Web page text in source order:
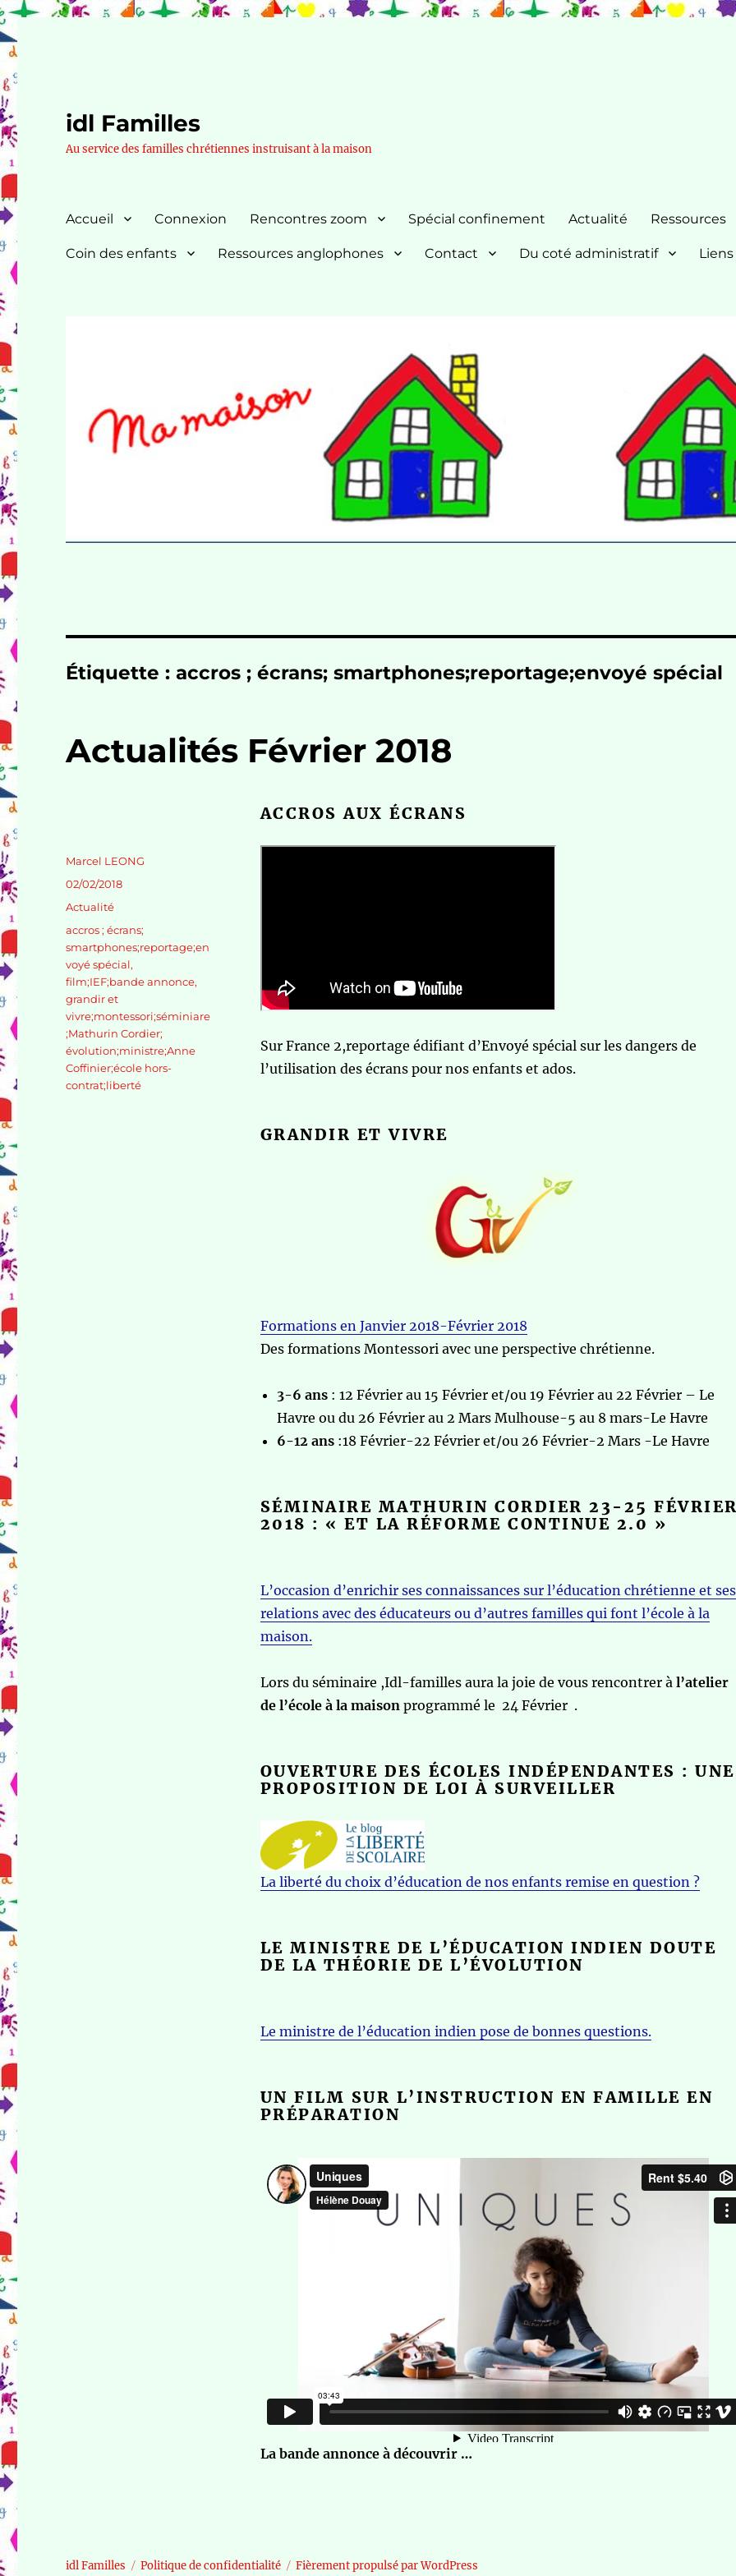
idl Familles
Au service des familles chrétiennes instruisant à la maison
Accueil Connexion Rencontres zoom Spécial confinement Actualité Ressources
Coin des enfants Ressources anglophones Contact Du coté administratif
Étiquette :accros ; écrans; smartphones;reportage;envoyé spécial
Actualités Février 2018
ACCROS AUX ÉCRANS
Sur France 2,reportage édifiant d’Envoyé spécial sur les dangers de
l’utilisation des écrans pour nos enfants et ados.
GRANDIR ET VIVRE
Formations en Janvier 2018-Février 2018
Des formations Montessori avec une perspective chrétienne.
3-6 ans: 12 Février au 15 Février et/ou 19 Février au 22 Février – Le
Havre ou du 26 Février au 2 Mars Mulhouse-5 au 8 mars-Le Havre
6-12 ans:18 Février-22 Février et/ou 26 Février-2 Mars -Le Havre
SÉMINAIRE MATHURIN CORDIER 23-25
2018 : « ET LA RÉFORME CONTINUE 2.0 »
L’occasion d’enrichir ses connaissances sur l’éducation chrétienne et ses
relations avec des éducateurs ou d’autres familles qui font l’école à la
maison.
Lors du séminaire ,Idl-familles aura la joie de vous rencontrer à l’atelier
de l’école à la maison programmé le 24 Février .
OUVERTURE DES ÉCOLES INDÉPENDANTES : UNE
PROPOSITION DE LOI À SURVEILLER
La liberté du choix d’éducation de nos enfants remise en question ?
LE MINISTRE DE L’ÉDUCATION INDIEN DOUTE
DE LA THÉORIE DE L’ÉVOLUTION
Le ministre de l’éducation indien pose de bonnes questions.
UN FILM SUR L’INSTRUCTION EN FAMILLE EN
PRÉPARATION
La bande annonce à découvrir …
Auteur
Marcel LEONG
Publié
02/02/2018
Catégories
Actualité
Étiquettes
accros ; écrans;
smartphones;reportage;en
voyé spécial,
film;IEF;bande annonce,
grandir et
vivre;montessori;séminiare
;Mathurin Cordier;
évolution;ministre;Anne
Coffinier;école hors-
contrat;liberté
idl Familles Politique de confidentialité Fièrement propulsé par WordPress